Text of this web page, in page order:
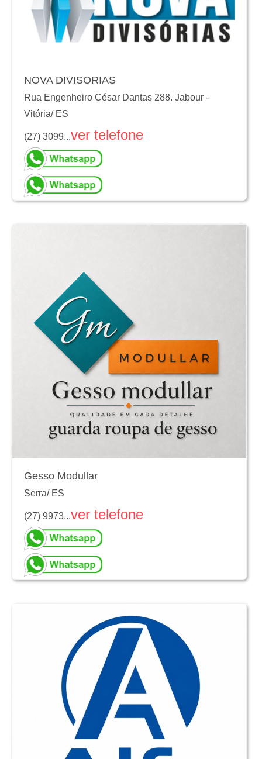
NOVA DIVISORIAS
Rua Engenheiro César Dantas 288. Jabour -
Vitória/ ES
(27) 3099...ver telefone
Gesso Modullar
Serra/ ES
(27) 9973...ver telefone